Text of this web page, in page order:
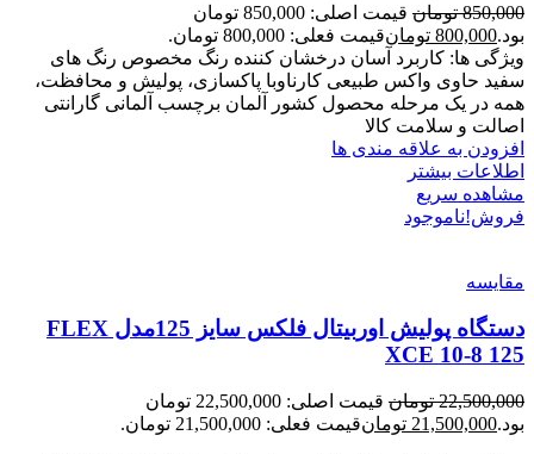
850,000 تومان
قیمت اصلی: 850,000 تومان
بود.800,000 تومانقیمت فعلی: 800,000 تومان.
ویژگی ها: کاربرد آسان درخشان کننده رنگ مخصوص رنگ های
سفید حاوی واکس طبیعی کارناوبا پاکسازی، پولیش و محافظت،
همه در یک مرحله محصول کشور آلمان برچسب آلمانی گارانتی
اصالت و سلامت کالا
افزودن به علاقه مندی ها
اطلاعات بیشتر
مشاهده سریع
فروش!ناموجود
مقایسه
دستگاه پولیش اوربیتال فلکس سایز 125مدل FLEX
XCE 10-8 125
22,500,000 تومان
قیمت اصلی: 22,500,000 تومان
بود.21,500,000 تومانقیمت فعلی: 21,500,000 تومان.